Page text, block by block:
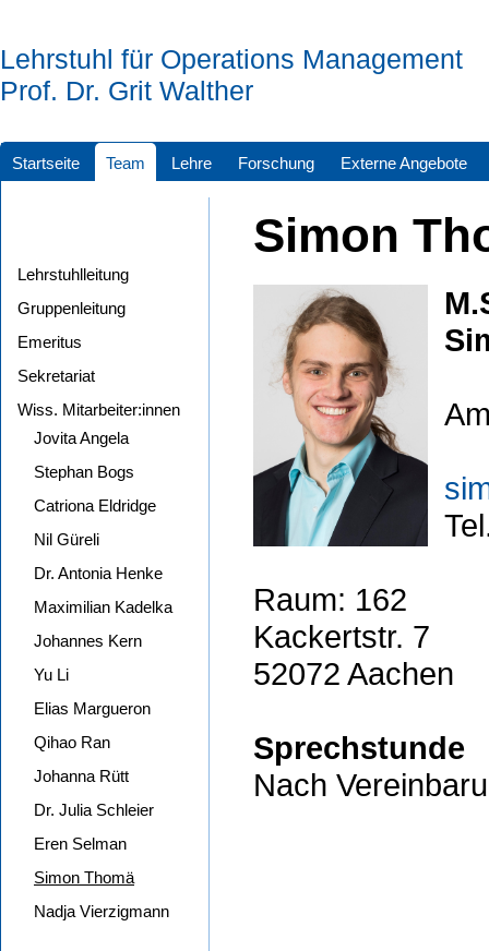
Lehrstuhl für Operations Management
Prof. Dr. Grit Walther
Startseite Team Lehre Forschung Externe Angebote
Lehrstuhlleitung
Gruppenleitung
Emeritus
Sekretariat
Wiss. Mitarbeiter:innen
Jovita Angela
Stephan Bogs
Catriona Eldridge
Nil Güreli
Dr. Antonia Henke
Maximilian Kadelka
Johannes Kern
Yu Li
Elias Margueron
Qihao Ran
Johanna Rütt
Dr. Julia Schleier
Eren Selman
Simon Thomä
Nadja Vierzigmann
Simon
Raum: 162
Kackertstr. 7
52072 Aachen
Sprechstunde
Nach